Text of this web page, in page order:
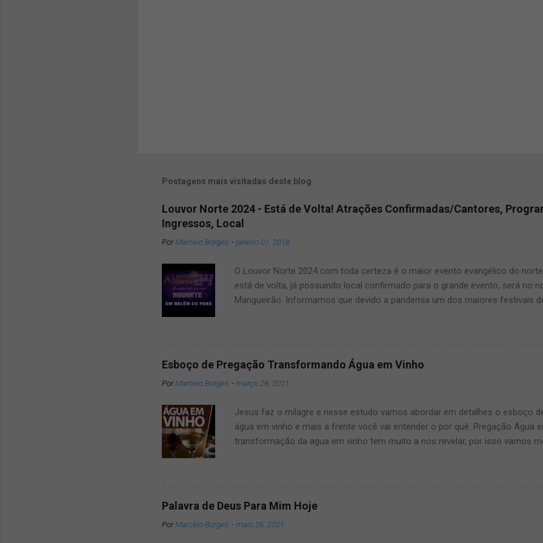
Postagens mais visitadas deste blog
Louvor Norte 2024 - Está de Volta! Atrações Confirmadas/Cantores,
Ingressos, Local
PorMarcelo Borges -janeiro 01, 2018
O Louvor Norte 2024 com toda certeza é o maior evento evangélico do
está de volta, já possuindo local confirmado para o grande evento, será no
Mangueirão. Informamos que devido a pandemia um dos maiores festivais
amigos este artigo que aqui mesmo, manteremos vocês muito bem
surpresas, por isso fique conosco que manteremos vocês atualizados! Veja
belém Porém qualquer novidade sobre o assunto manteremos vocês bem
das Atrações Confirmadas, Cantores, Programação, Ingressos e local do
mai...
Esboço de Pregação Transformando Água em Vinho
PorMarcelo Borges -março 28, 2021
Jesus faz o milagre e nesse estudo vamos abordar em detalhes o esboço
água em vinho e mais a frente você vai entender o por quê. Pregação Água
transformação da agua em vinho tem muito a nos revelar, por isso vamos
jesus transforma água em vinho, fizemos esse estudo com muito carinho
gostariamos de sabersua opinião nos comentários abaixo dessa passagem
sagradas. Na Bíblia sagrada em joão 2 relata que haveria um casamento em
Jesus e seus discipulos foram convidados para a cerimonia. Aqui nessa
Palavra de Deus Para Mim Hoje
PorMarcelo Borges -maio 26, 2021